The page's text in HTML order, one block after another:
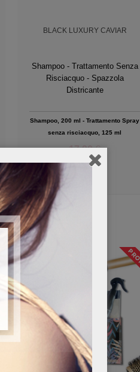
BLACK LUXURY CAVIAR
Shampoo - Trattamento Senza
Risciacquo - Spazzola
Districante
Shampoo, 200 ml - Trattamento Spray
senza risciacquo, 125 ml
17,90€